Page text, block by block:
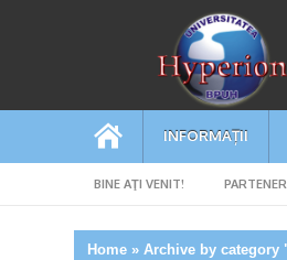
INFORMAȚII
BINE AŢI VENIT!
Home »Archive by category